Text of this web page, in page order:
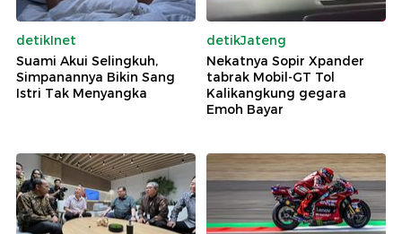
detikInet
Suami Akui Selingkuh,
Simpanannya Bikin Sang
Istri Tak Menyangka
detikJateng
Nekatnya Sopir Xpander
tabrak Mobil-GT Tol
Kalikangkung gegara
Emoh Bayar